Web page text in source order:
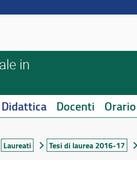
in
Didattica Docenti
Laureati Tesi di laurea 2016-17